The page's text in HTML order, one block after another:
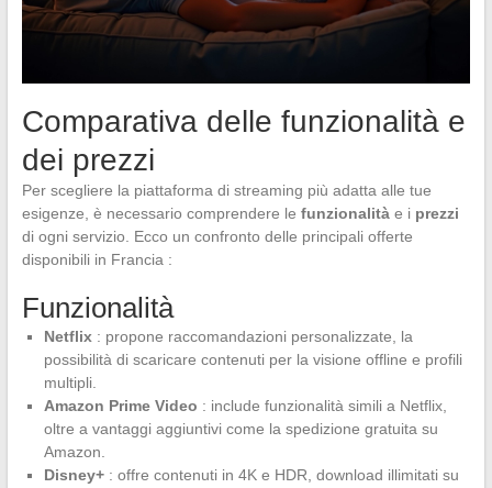
Comparativa delle funzionalità e
dei prezzi
Per scegliere la piattaforma di streaming più adatta alle tue
esigenze, è necessario comprendere le funzionalitàe i prezzi
di ogni servizio. Ecco un confronto delle principali offerte
disponibili in Francia :
Funzionalità
Netflix: propone raccomandazioni personalizzate, la
possibilità di scaricare contenuti per la visione offline e profili
multipli.
Amazon Prime Video : include funzionalità simili a Netflix,
oltre a vantaggi aggiuntivi come la spedizione gratuita su
Amazon.
Disney+: offre contenuti in 4K e HDR, download illimitati su